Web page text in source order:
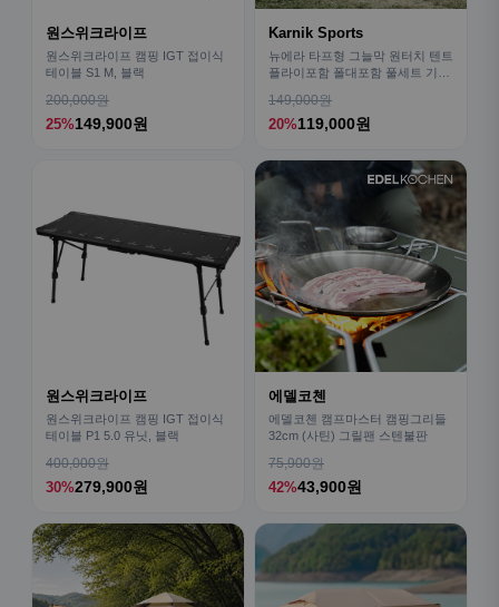
원스위크라이프
원스위크라이프 캠핑 IGT 접이식
테이블 S1 M, 블랙
200,000원
25%149,900원
Karnik Sports
뉴에라 타프형 그늘막 원터치 텐트
플라이포함 폴대포함 풀세트 기본
149,000원
20%119,000원
원스위크라이프
원스위크라이프 캠핑 IGT 접이식
테이블 P1 5.0 유닛, 블랙
400,000원
30%279,900원
에델코첸
에델코첸 캠프마스터 캠핑그리들
32cm (사틴) 그릴팬 스텐불판
75,900원
42%43,900원